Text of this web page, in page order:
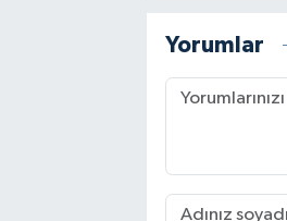
Yorumlar